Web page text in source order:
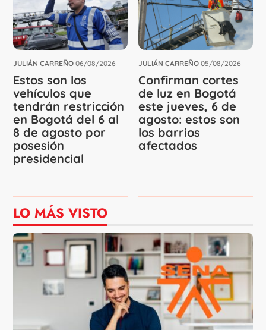
JULIÁN CARREÑO 06/08/2026
Estos son los
vehículos que
tendrán restricción
en Bogotá del 6 al
8 de agosto por
posesión
presidencial
JULIÁN CARREÑO 05/08/2026
Confirman cortes
de luz en Bogotá
este jueves, 6 de
agosto: estos son
los barrios
afectados
LO MÁS VISTO